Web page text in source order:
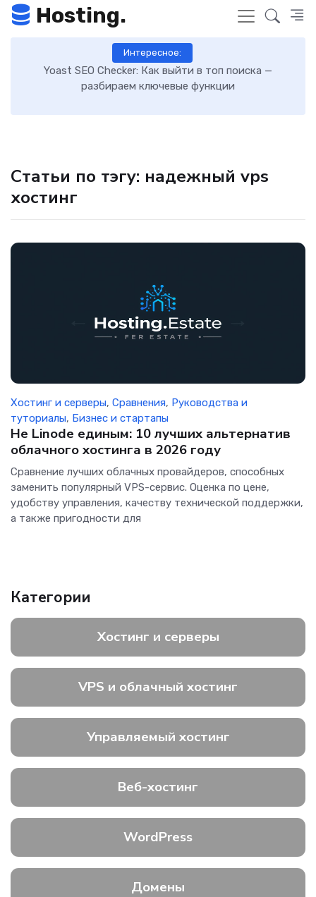
Hosting.
Интересное:
Yoast SEO Checker: Как выйти в топ поиска —
разбираем ключевые функции
Статьи по тэгу: надежный vps
хостинг
Хостинг и серверы, Сравнения, Руководства и
туториалы, Бизнес и стартапы
Не Linode единым: 10 лучших альтернатив
облачного хостинга в 2026 году
Сравнение лучших облачных провайдеров, способных
заменить популярный VPS-сервис. Оценка по цене,
удобству управления, качеству технической поддержки,
а также пригодности для
Категории
Хостинг и серверы
VPS и облачный хостинг
Управляемый хостинг
Веб-хостинг
WordPress
Домены